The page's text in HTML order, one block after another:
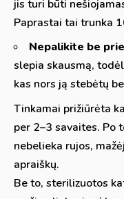
jis turi būti
Paprastai tai trunka
Nepalikite be
slepia skausmą,
kas nors ją stebėtų
Tinkamai prižiūrėta
per 2–3 savaites. Po
nebelieka rujos,
apraiškų.
Be to, sterilizuotos